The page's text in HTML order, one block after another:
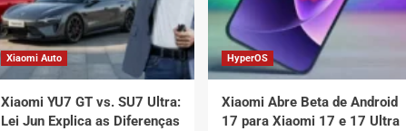
Xiaomi Auto
Xiaomi YU7 GT vs. SU7 Ultra:
Lei Jun Explica as Diferenças
HyperOS
Xiaomi Abre Beta de Android
17 para Xiaomi 17 e 17 Ultra